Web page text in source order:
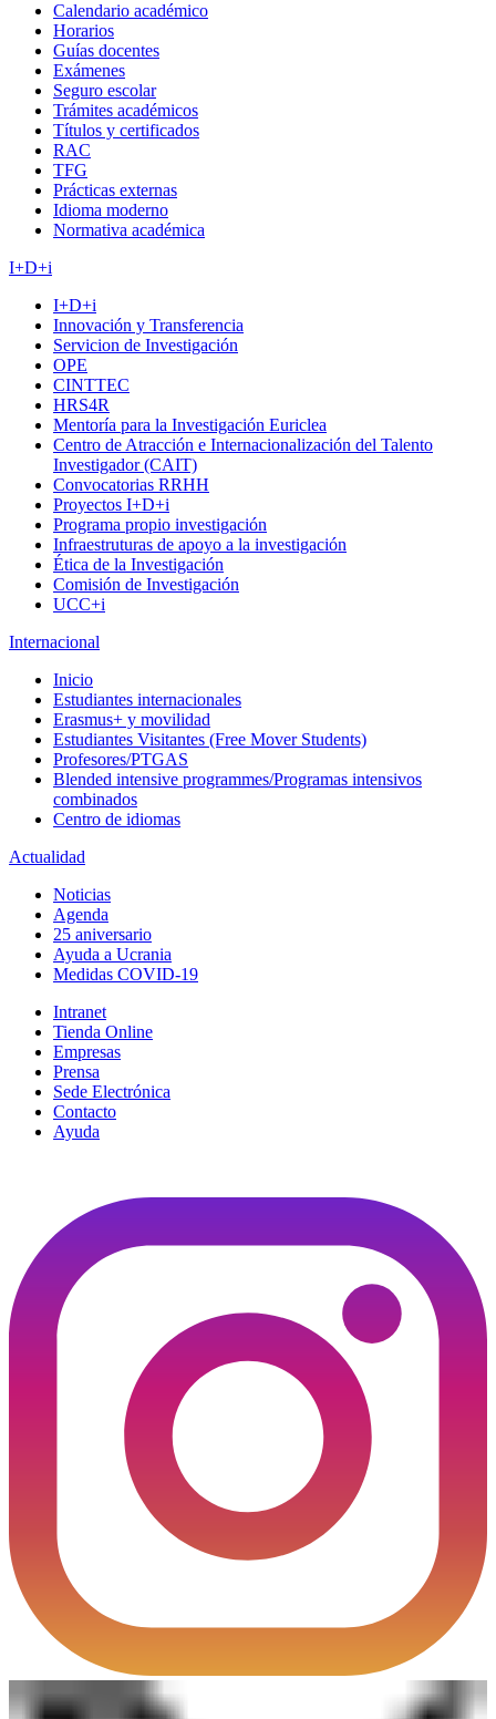
Calendario académico
Horarios
Guías docentes
Exámenes
Seguro escolar
Trámites académicos
Títulos y certificados
RAC
TFG
Prácticas externas
Idioma moderno
Normativa académica
I+D+i
I+D+i
Innovación y Transferencia
Servicion de Investigación
OPE
CINTTEC
HRS4R
Mentoría para la Investigación Euriclea
Centro de Atracción e Internacionalización del Talento
Investigador (CAIT)
Convocatorias RRHH
Proyectos I+D+i
Programa propio investigación
Infraestruturas de apoyo a la investigación
Ética de la Investigación
Comisión de Investigación
UCC+i
Internacional
Inicio
Estudiantes internacionales
Erasmus+ y movilidad
Estudiantes Visitantes (Free Mover Students)
Profesores/PTGAS
Blended intensive programmes/Programas intensivos
combinados
Centro de idiomas
Actualidad
Noticias
Agenda
25 aniversario
Ayuda a Ucrania
Medidas COVID-19
Intranet
Tienda Online
Empresas
Prensa
Sede Electrónica
Contacto
Ayuda